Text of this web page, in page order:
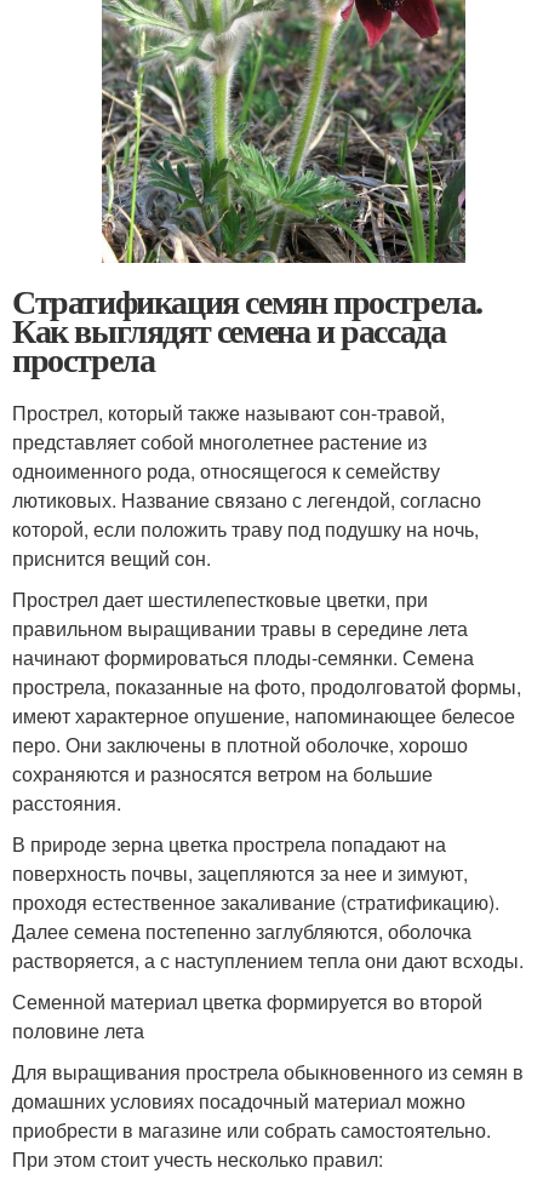
Стратификация семян прострела.
Как выглядят семена и рассада
прострела
Прострел, который также называют сон-травой,
представляет собой многолетнее растение из
одноименного рода, относящегося к семейству
лютиковых. Название связано с легендой, согласно
которой, если положить траву под подушку на ночь,
приснится вещий сон.
Прострел дает шестилепестковые цветки, при
правильном выращивании травы в середине лета
начинают формироваться плоды-семянки. Семена
прострела, показанные на фото, продолговатой формы,
имеют характерное опушение, напоминающее белесое
перо. Они заключены в плотной оболочке, хорошо
сохраняются и разносятся ветром на большие
расстояния.
В природе зерна цветка прострела попадают на
поверхность почвы, зацепляются за нее и зимуют,
проходя естественное закаливание (стратификацию).
Далее семена постепенно заглубляются, оболочка
растворяется, а с наступлением тепла они дают всходы.
Семенной материал цветка формируется во второй
половине лета
Для выращивания прострела обыкновенного из семян в
домашних условиях посадочный материал можно
приобрести в магазине или собрать самостоятельно.
При этом стоит учесть несколько правил: